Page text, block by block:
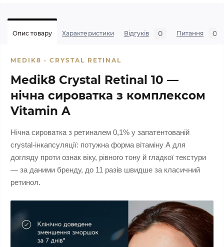
Опис товару Характеристики Відгуків 0 Питання 0
MEDIK8 · CRYSTAL RETINAL
Medik8 Crystal Retinal 10 —
нічна сироватка з комплексом
Vitamin A
Нічна сироватка з ретиналем 0,1% у запатентованій
crystal-інкапсуляції: потужна форма вітаміну А для
догляду проти ознак віку, рівного тону й гладкої текстури
— за даними бренду, до 11 разів швидше за класичний
ретинол.